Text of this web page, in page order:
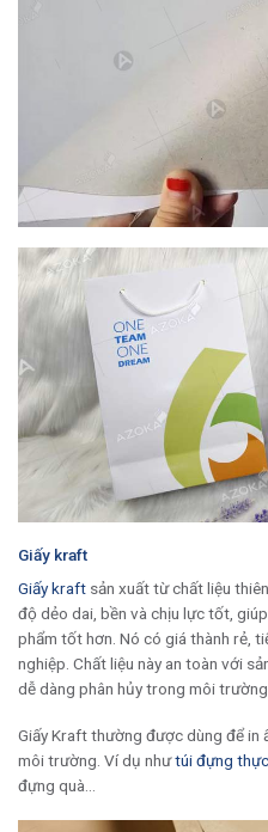
Giấy kraft
Giấy kraft sản xuất từ chất liệu
độ dẻo dai, bền và chịu lực tốt,
phẩm tốt hơn. Nó có giá thành rẻ,
nghiệp. Chất liệu này an toàn với
dễ dàng phân hủy trong môi trường.
Giấy Kraft thường được dùng để in
môi trường. Ví dụ nhưtúi đựng
đựng quà…